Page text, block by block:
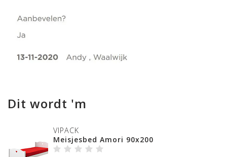
Dit wordt 'm
VIPACK
Meisjesbed Amori 90x200